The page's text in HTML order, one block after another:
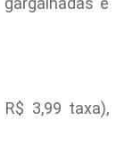
3,99 taxa),